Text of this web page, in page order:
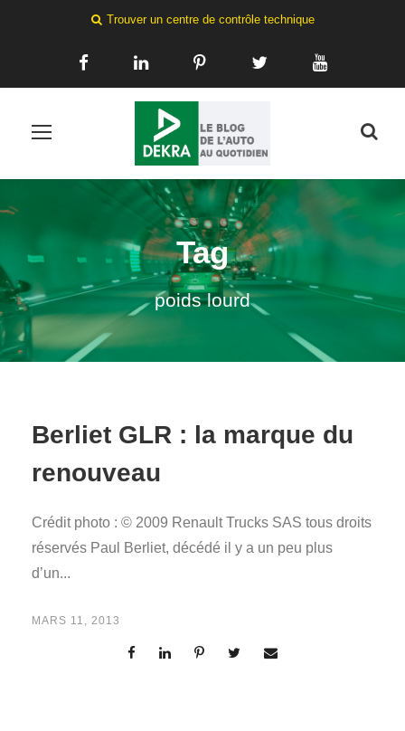
Trouver un centre de contrôle technique
Tag
poids lourd
Berliet GLR : la marque du
renouveau
Crédit photo : © 2009 Renault Trucks SAS tous droits
réservés Paul Berliet, décédé il y a un peu plus
d’un...
MARS 11, 2013